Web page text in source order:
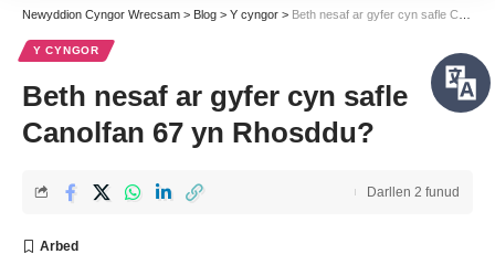
Newyddion Cyngor Wrecsam > Blog > Y cyngor > Beth nesaf ar gyfer cyn safle Canolfan 67 yn Rhosddu?
Y CYNGOR
Beth nesaf ar gyfer cyn safle
Canolfan 67 yn Rhosddu?
Darllen 2 funud